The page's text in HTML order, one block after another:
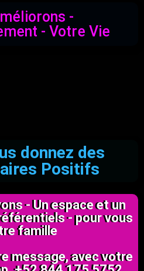
-
- Votre Vie
donnez des
Positifs
- Un espace et un
- pour vous
famille
message, avec votre